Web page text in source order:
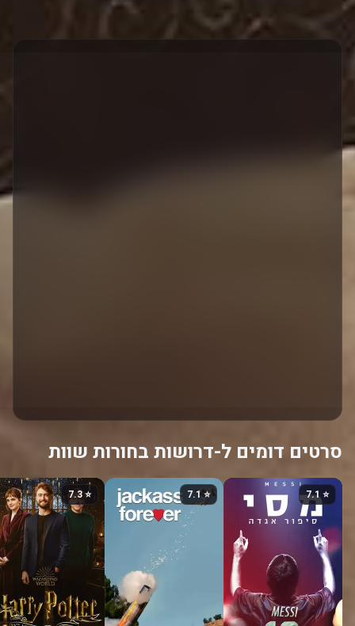
סרטים דומים ל-דרושות בחורות שוות‎
⭐ 7.1
⭐ 7.1
⭐ 7.3